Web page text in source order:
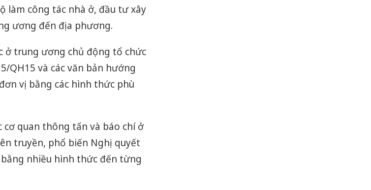
làm công tác nhà ở, đầu tư xây
ương đến địa phương.
ở trung ương chủ động tổ chức
QH15 và các văn bản hướng
vị bằng các hình thức phù
cơ quan thông tấn và báo chí ở
truyền, phổ biến Nghị quyết
nhiều hình thức đến từng